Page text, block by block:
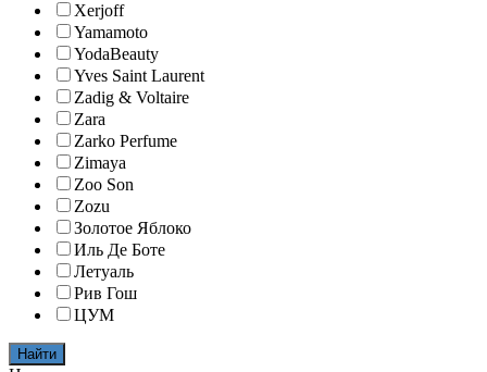
Xerjoff
Yamamoto
YodaBeauty
Yves Saint Laurent
Zadig & Voltaire
Zara
Zarko Perfume
Zimaya
Zoo Son
Zozu
Золотое Яблоко
Иль Де Боте
Летуаль
Рив Гош
ЦУМ
Найти